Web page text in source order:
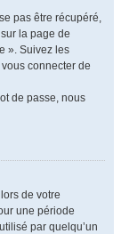
pas être récupéré,
la page de
». Suivez les
connecter de
de passe, nous
de votre
une période
par quelqu’un